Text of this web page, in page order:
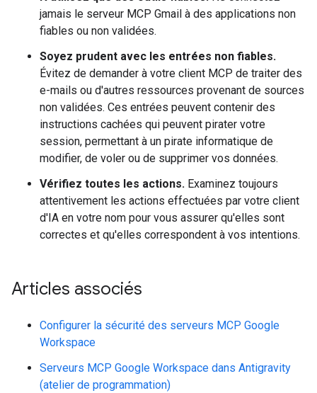
jamais le serveur MCP Gmail à des applications non
fiables ou non validées.
Soyez prudent avec les entrées non fiables.
Évitez de demander à votre client MCP de traiter des
e-mails ou d'autres ressources provenant de sources
non validées. Ces entrées peuvent contenir des
instructions cachées qui peuvent pirater votre
session, permettant à un pirate informatique de
modifier, de voler ou de supprimer vos données.
Vérifiez toutes les actions. Examinez toujours
attentivement les actions effectuées par votre client
d'IA en votre nom pour vous assurer qu'elles sont
correctes et qu'elles correspondent à vos intentions.
Articles associés
Configurer la sécurité des serveurs MCP Google
Workspace
Serveurs MCP Google Workspace dans Antigravity
(atelier de programmation)